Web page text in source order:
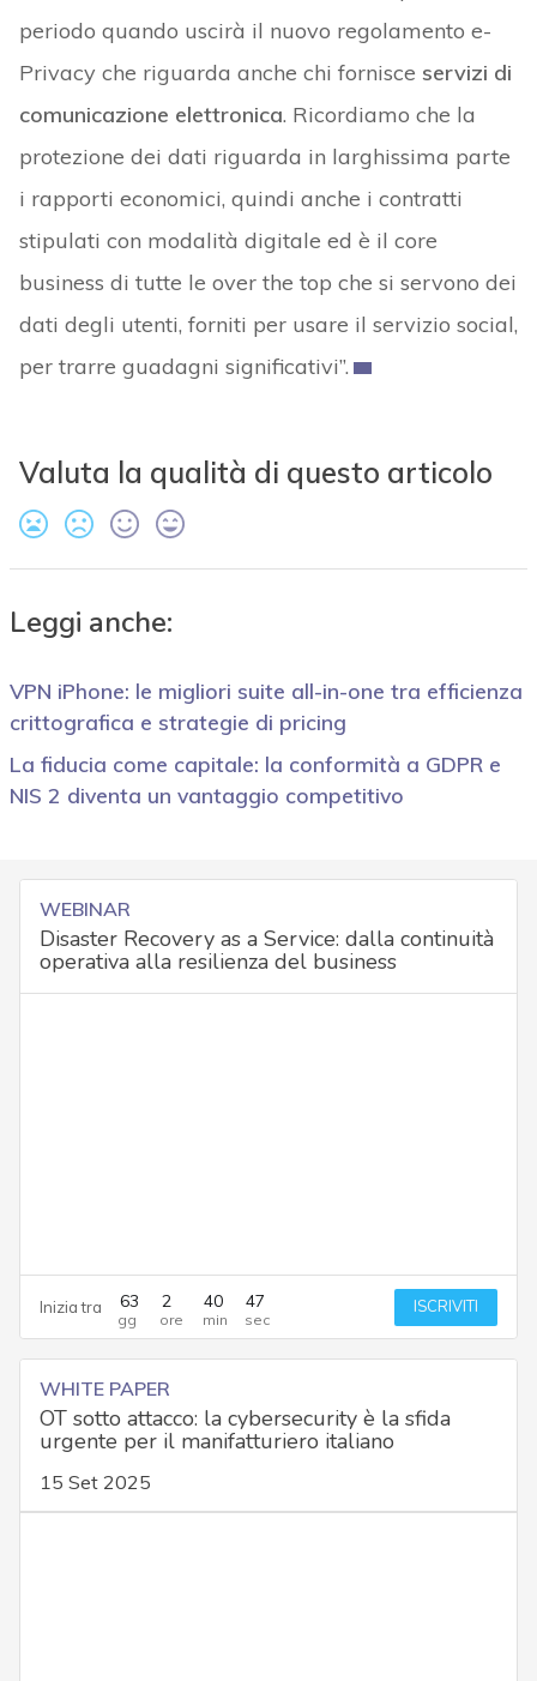
periodo quando uscirà il nuovo regolamento e-
Privacy che riguarda anche chi fornisce servizi di
comunicazione elettronica. Ricordiamo che la
protezione dei dati riguarda in larghissima parte
i rapporti economici, quindi anche i contratti
stipulati con modalità digitale ed è il core
business di tutte le over the top che si servono dei
dati degli utenti, forniti per usare il servizio social,
per trarre guadagni significativi”.
Valuta la qualità di questo articolo
Leggi anche:
VPN iPhone: le migliori suite all-in-one tra efficienza
crittografica e strategie di pricing
La fiducia come capitale: la conformità a GDPR e
NIS 2 diventa un vantaggio competitivo
WEBINAR
Disaster Recovery as a Service: dalla continuità
operativa alla resilienza del business
Inizia tra 63 2 40 46 ISCRIVITI
WHITE PAPER
OT sotto attacco: la cybersecurity è la sfida
urgente per il manifatturiero italiano
15 Set 2025